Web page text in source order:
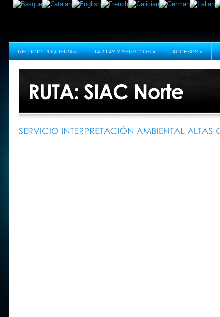
REFUGIO POQUEIRA » TARIFAS Y SERVICIOS » ACCESOS »